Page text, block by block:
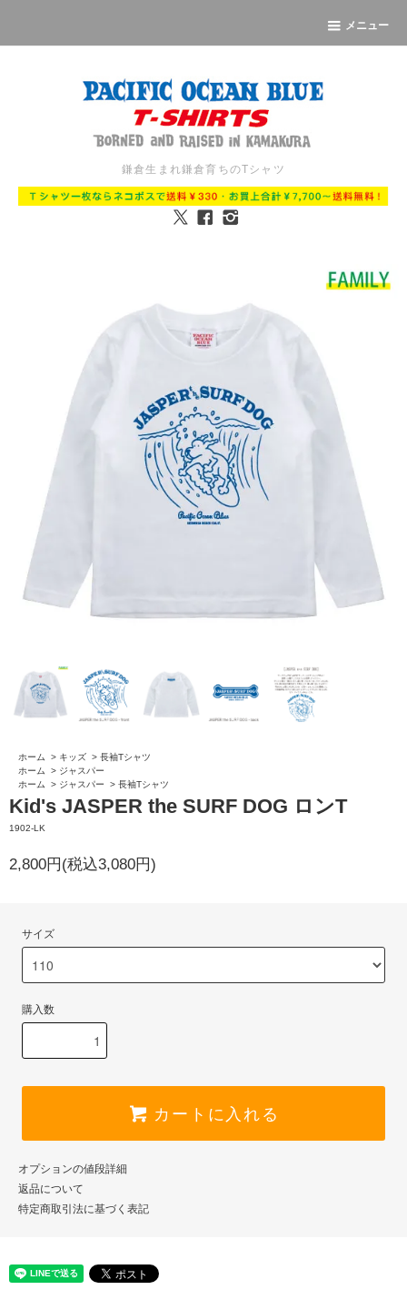
メニュー
鎌倉生まれ鎌倉育ちのTシャツ
ホーム > キッズ > 長袖Tシャツ
ホーム
> ジャスパー
ホーム
> ジャスパー > 長袖Tシャツ
Kid's JASPER the SURF DOG ロンT
1902-LK
2,800円(税込3,080円)
サイズ
購入数
カートに入れる
オプションの値段詳細
返品について
特定商取引法に基づく表記